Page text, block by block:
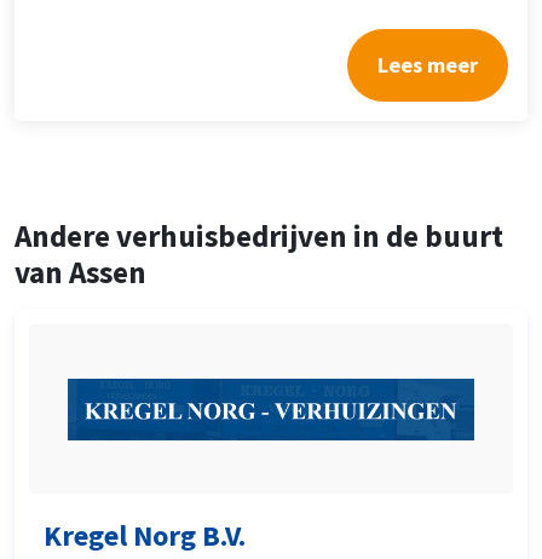
Lees meer
Andere verhuisbedrijven in de buurt
van Assen
Kregel Norg B.V.